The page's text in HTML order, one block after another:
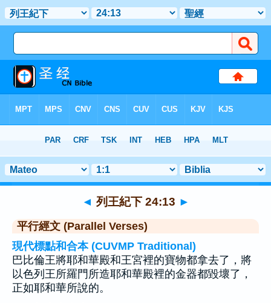
章 24> 聖經金句 13
◄ 列王紀下 24:13 ►
平行經文 (Parallel Verses)
現代標點和合本 (CUVMP Traditional)
巴比倫王將耶和華殿和王宮裡的寶物都拿去了，將
以色列王所羅門所造耶和華殿裡的金器都毀壞了，
正如耶和華所說的。